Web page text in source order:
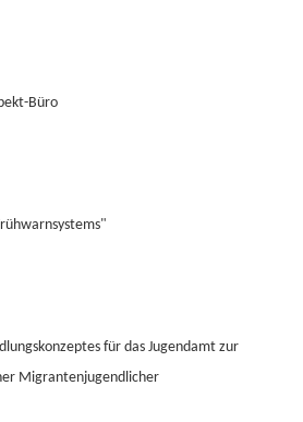
Büro
für das Jugendamt zur
Migrantenjugendlicher